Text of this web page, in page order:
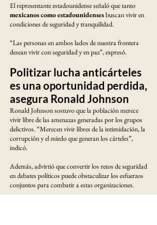
El representante estadounidense señaló que tanto
mexicanos como estadounidensesbuscan vivir en
condiciones de seguridad y tranquilidad.
“Las personas en ambos lados de nuestra frontera
desean vivir con seguridad y en paz”, expresó.
Politizar lucha anticárteles
es una oportunidad perdida,
asegura Ronald Johnson
Ronald Johnson sostuvo que la población merece
vivir libre de las amenazas generadas por los grupos
delictivos. “Merecen vivir libres de la intimidación, la
corrupción y el miedo que generan los cárteles”,
indicó.
Además, advirtió que convertir los retos de seguridad
en debates políticos puede obstaculizar los esfuerzos
conjuntos para combatir a estas organizaciones.